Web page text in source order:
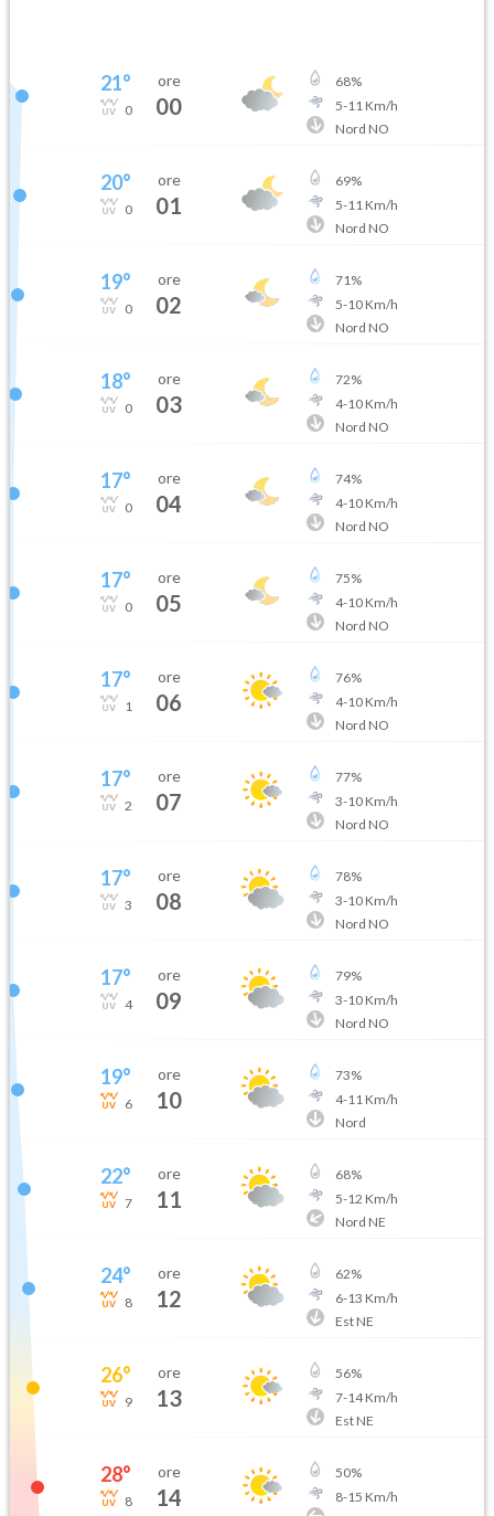
21°
0
ore
00
68%
5-11 Km/h
Nord NO
20°
0
ore
01
69%
5-11 Km/h
Nord NO
19°
0
ore
02
71%
5-10Km/h
Nord NO
18°
0
ore
03
72%
4-10Km/h
Nord NO
17°
0
ore
04
74%
4-10Km/h
Nord NO
17°
0
ore
05
75%
4-10Km/h
Nord NO
17°
1
ore
06
76%
4-10Km/h
Nord NO
17°
2
ore
07
77%
3-10Km/h
Nord NO
17°
3
ore
08
78%
3-10Km/h
Nord NO
17°
4
ore
09
79%
3-10Km/h
Nord NO
19°
6
ore
10
73%
4-11 Km/h
Nord
22°
7
ore
11
68%
5-12 Km/h
Nord NE
24°
8
ore
12
62%
6-13 Km/h
Est NE
26°
9
ore
13
56%
7-14Km/h
Est NE
28°
8
ore
14
50%
8-15 Km/h